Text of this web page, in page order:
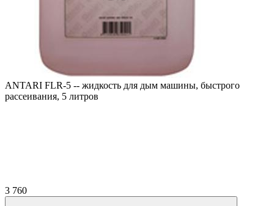
ANTARI FLR-5 -- жидкость для дым машины, быстрого
рассеивания, 5 литров
3 760